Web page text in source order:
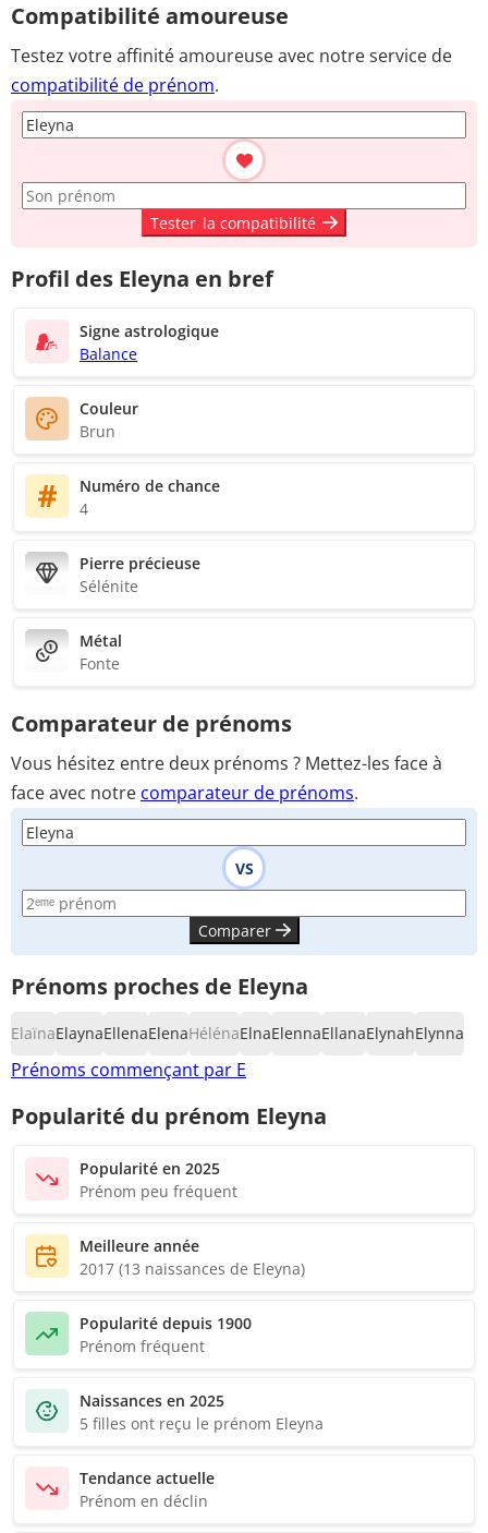
Compatibilité amoureuse
Testez votre affinité amoureuse avec notre service de
compatibilité de prénom.
Tester la compatibilité
Profil des Eleyna en bref
Signe astrologique
Balance
Couleur
Brun
Numéro de chance
4
Pierre précieuse
Sélénite
Métal
Fonte
Comparateur de prénoms
Vous hésitez entre deux prénoms ? Mettez-les face à
face avec notre comparateur de prénoms.
VS
Comparer
Prénoms proches de Eleyna
ElaïnaElaynaEllenaElenaHélénaElnaElennaEllanaElynahElynna
Prénoms commençant par E
Popularité du prénom Eleyna
Popularité en 2025
Prénom peu fréquent
Meilleure année
2017 (13 naissances de Eleyna)
Popularité depuis 1900
Prénom fréquent
Naissances en 2025
5 filles ont reçu le prénom Eleyna
Tendance actuelle
Prénom en déclin